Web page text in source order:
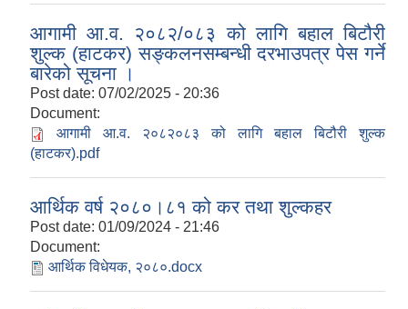
आगामी आ.व. २०८२/०८३ को लागि बहाल बिटौरी
शुल्क (हाटकर) सङ्कलनसम्बन्धी दरभाउपत्र पेस गर्ने
बारेको सूचना ।
Post date: 07/02/2025 - 20:36
Document:
आगामी आ.व. २०८२०८३ को लागि बहाल बिटौरी शुल्क
(हाटकर).pdf
आर्थिक वर्ष २०८०।८१ को कर तथा शुल्कहर
Post date: 01/09/2024 - 21:46
Document:
आर्थिक विधेयक, २०८०.docx